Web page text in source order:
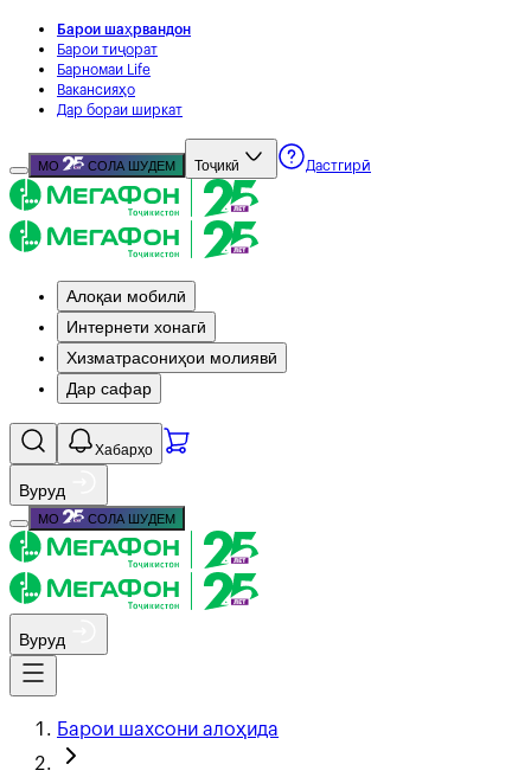
Барои шаҳрвандон
Барои тиҷорат
Барномаи Life
Вакансияҳо
Дар бораи ширкат
МО СОЛА ШУДЕМ Тоҷикӣ Дастгирӣ
Алоқаи мобилӣ
Интернети хонагӣ
Хизматрасониҳои молиявӣ
Дар сафар
Хабарҳо
Вуруд
МО СОЛА ШУДЕМ
Вуруд
Барои шахсони алоҳида